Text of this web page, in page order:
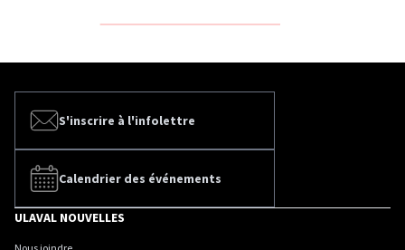
S'inscrire à l'infolettre
Calendrier des événements
ULAVAL NOUVELLES